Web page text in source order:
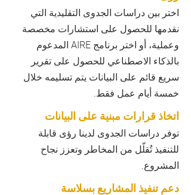
اختر بين دراسات الجدوى التقليدية التي
نقدمها للحصول على استشارات مخصصة
وعملية، أو اختر برنامج AIRE المدعوم
بالذكاء الاصطناعي للحصول على تقرير
سريع قائم على البيانات يتم تسليمه خلال
خمسة أيام عمل فقط.
اتخاذ قرارات مبنية على البيانات
توفر دراسات الجدوى لدينا رؤى قابلة
للتنفيذ تُقلّل من المخاطر وتعزز نجاح
المشروع.
دعم تنفيذ المشاريع بسلاسة